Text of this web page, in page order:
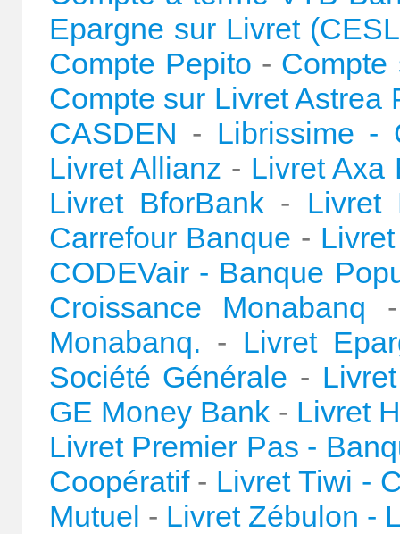
Epargne sur Livret
Compte Pepito - Compte
Compte sur Livret Astrea
CASDEN - Librissime -
Livret Allianz - Livret Axa
Livret BforBank- Livret
Carrefour Banque -
CODEVair - Banque
Croissance Monabanq
Monabanq. - Livret
Société Générale -
GE Money Bank - Livret
Livret Premier Pas -
Coopératif - Livret Tiwi -
Mutuel - Livret Zébulon -